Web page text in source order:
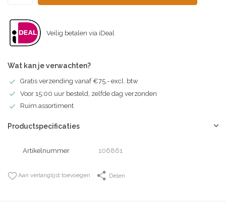
Veilig betalen via iDeal
Wat kan je verwachten?
Gratis verzending vanaf €75,- excl. btw
Voor 15:00 uur besteld, zelfde dag verzonden
Ruim assortiment
Productspecificaties
Artikelnummer 106861
Aan verlanglijst toevoegen Delen